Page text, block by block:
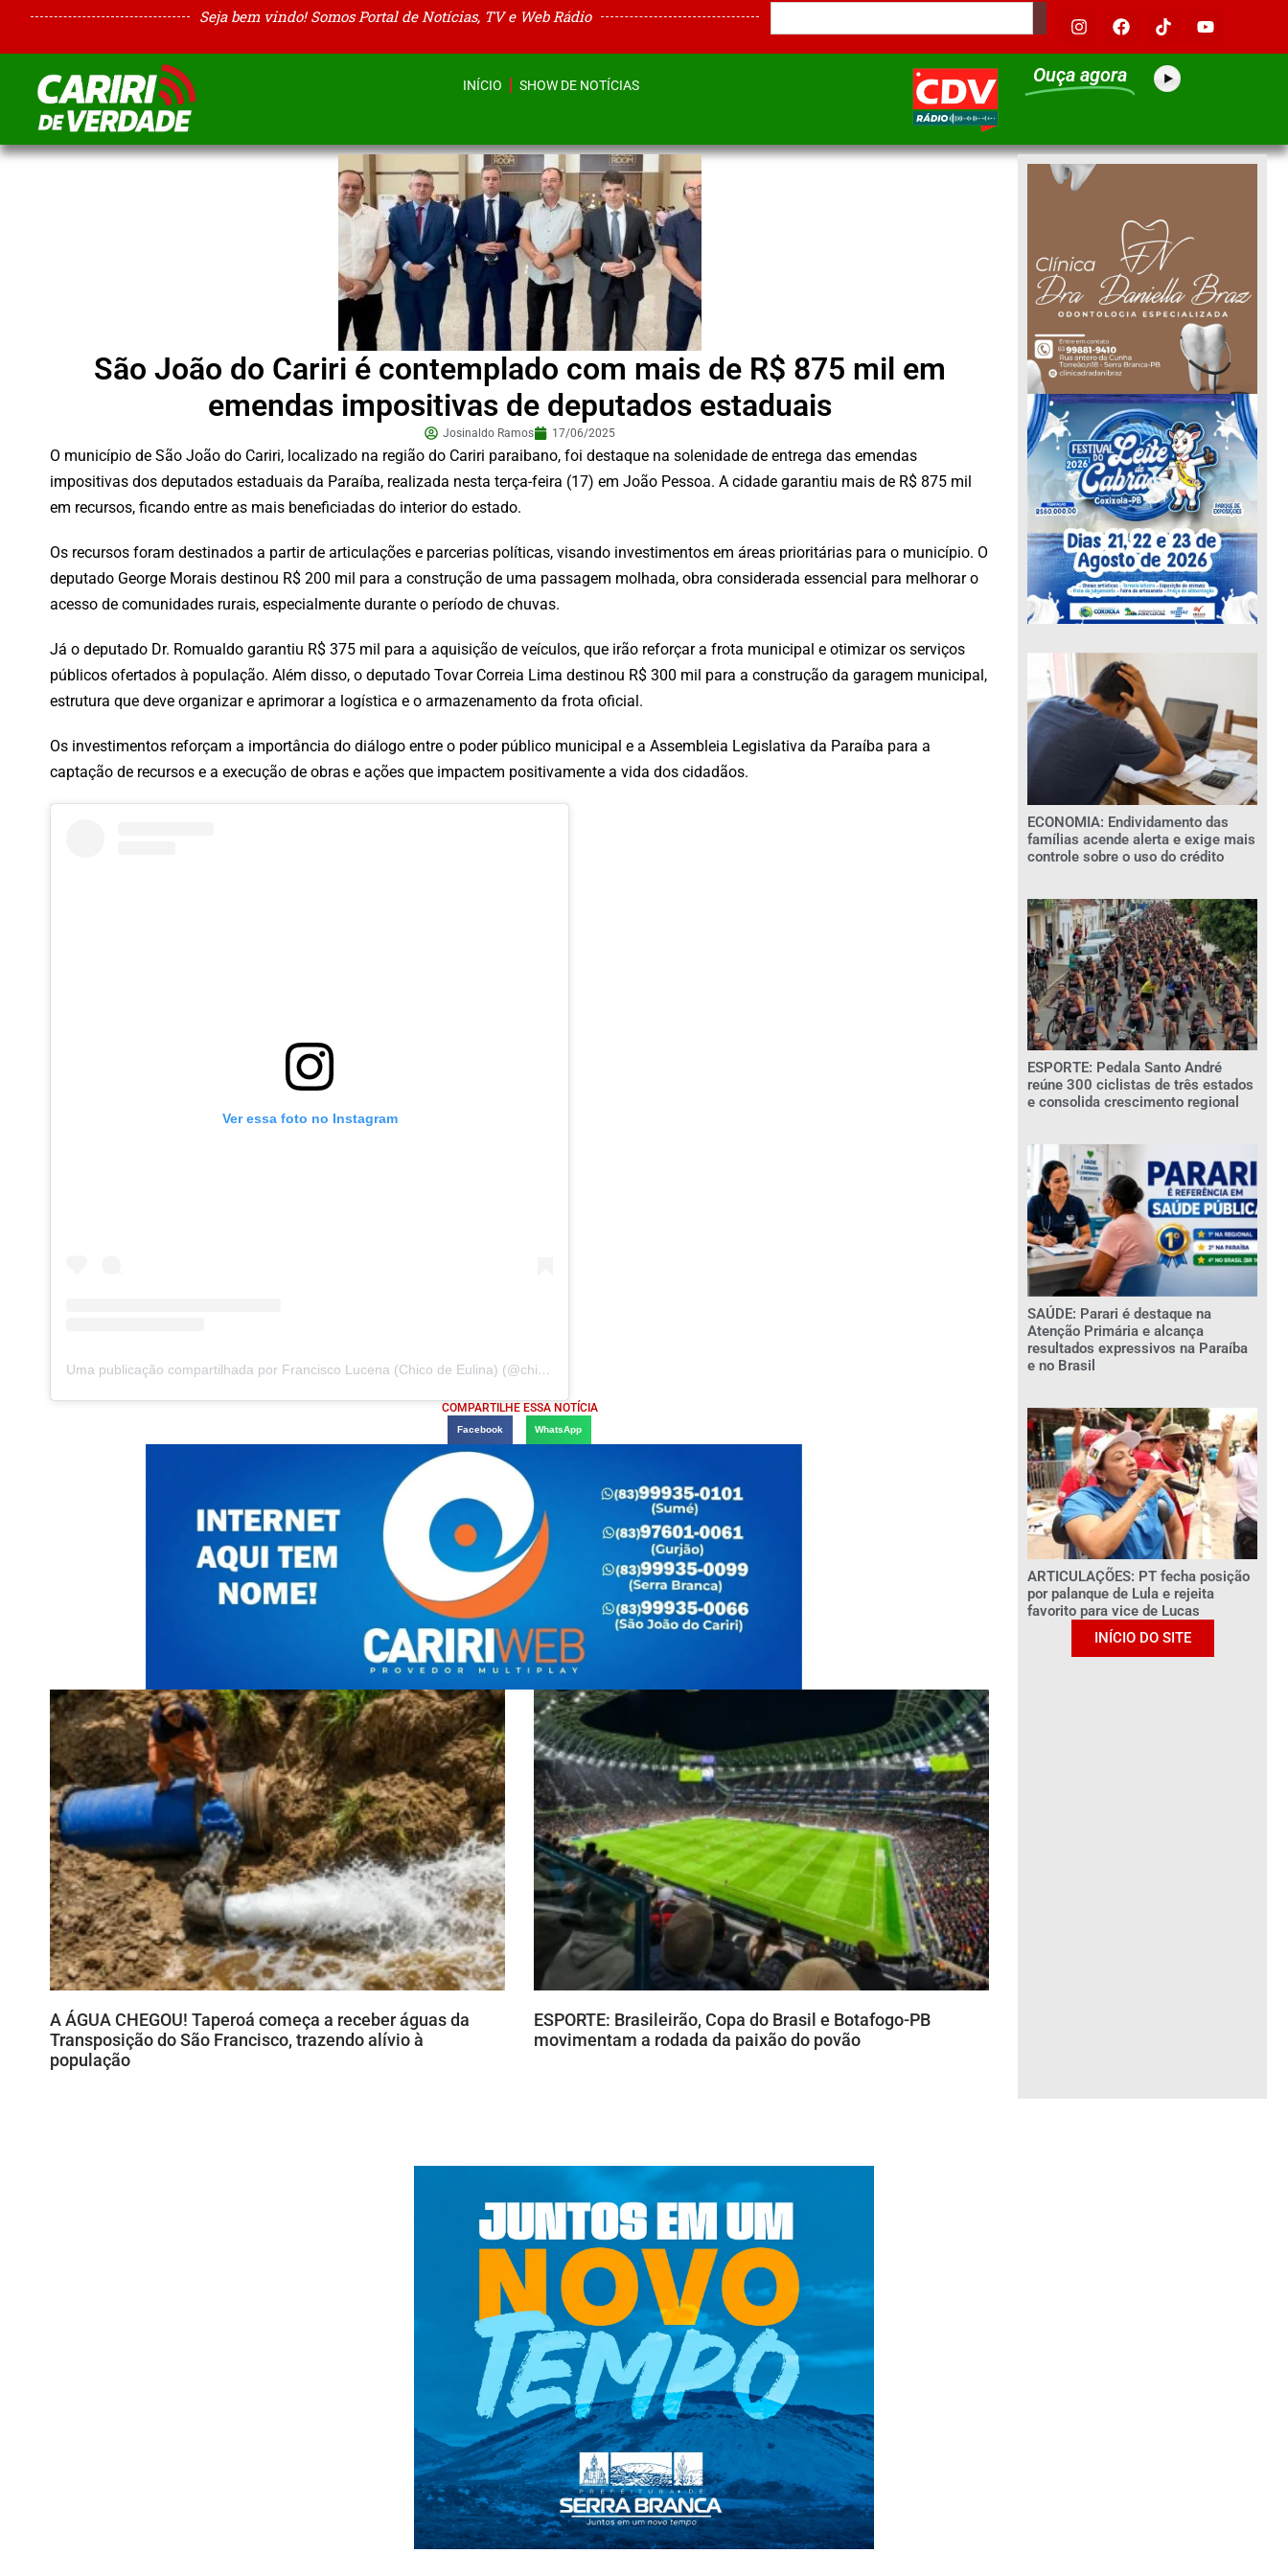
Seja bem vindo! Somos Portal de Notícias, TV e Web Rádio
INÍCIO SHOW DE NOTÍCIAS Ouça agora
São João do Cariri é contemplado com mais de R$ 875 mil em
emendas impositivas de deputados estaduais
Josinaldo Ramos 17/06/2025
O município de São João do Cariri, localizado na região do Cariri paraibano, foi destaque na solenidade de entrega das emendas
impositivas dos deputados estaduais da Paraíba, realizada nesta terça-feira (17) em João Pessoa. A cidade garantiu mais de R$ 875 mil
em recursos, ficando entre as mais beneficiadas do interior do estado.
Os recursos foram destinados a partir de articulações e parcerias políticas, visando investimentos em áreas prioritárias para o município. O
deputado George Morais destinou R$ 200 mil para a construção de uma passagem molhada, obra considerada essencial para melhorar o
acesso de comunidades rurais, especialmente durante o período de chuvas.
Já o deputado Dr. Romualdo garantiu R$ 375 mil para a aquisição de veículos, que irão reforçar a frota municipal e otimizar os serviços
públicos ofertados à população. Além disso, o deputado Tovar Correia Lima destinou R$ 300 mil para a construção da garagem municipal,
estrutura que deve organizar e aprimorar a logística e o armazenamento da frota oficial.
Os investimentos reforçam a importância do diálogo entre o poder público municipal e a Assembleia Legislativa da Paraíba para a
captação de recursos e a execução de obras e ações que impactem positivamente a vida dos cidadãos.
Ver essa foto no Instagram
Uma publicação compartilhada por Francisco Lucena (Chico de Eulina) (@chicodeeulina)
COMPARTILHE ESSA NOTÍCIA
Facebook WhatsApp
A ÁGUA CHEGOU! Taperoá começa a receber águas da
Transposição do São Francisco, trazendo alívio à
população
ESPORTE: Brasileirão, Copa do Brasil e Botafogo-PB
movimentam a rodada da paixão do povão
ECONOMIA: Endividamento das
famílias acende alerta e exige mais
controle sobre o uso do crédito
ESPORTE: Pedala Santo André
reúne 300 ciclistas de três estados
e consolida crescimento regional
SAÚDE: Parari é destaque na
Atenção Primária e alcança
resultados expressivos na Paraíba
e no Brasil
ARTICULAÇÕES: PT fecha posição
por palanque de Lula e rejeita
favorito para vice de Lucas
INÍCIO DO SITE